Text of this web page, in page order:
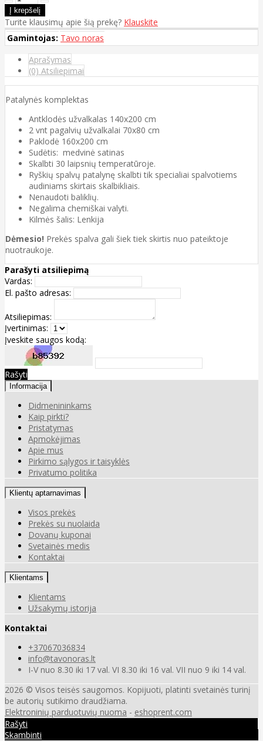
Turite klausimų apie šią prekę? Klauskite
Gamintojas: Tavo noras
Aprašymas
(0) Atsiliepimai
Patalynės komplektas
Antklodės užvalkalas 140x200 cm
2 vnt pagalvių užvalkalai 70x80 cm
Paklodė 160x200 cm
Sudėtis: medvinė satinas
Skalbti 30 laipsnių temperatūroje.
Ryškių spalvų patalynę skalbti tik specialiai spalvotiems
audiniams skirtais skalbikliais.
Nenaudoti baliklių.
Negalima chemiškai valyti.
Kilmės šalis: Lenkija
Dėmesio! Prekės spalva gali šiek tiek skirtis nuo pateiktoje
nuotraukoje.
Parašyti atsiliepimą
Vardas:
El. pašto adresas:
Atsiliepimas:
Įvertinimas:
Įveskite saugos kodą:
Rašyti
Informacija
Didmenininkams
Kaip pirkti?
Pristatymas
Apmokėjimas
Apie mus
Pirkimo sąlygos ir taisyklės
Privatumo politika
Klientų aptarnavimas
Visos prekės
Prekės su nuolaida
Dovanų kuponai
Svetainės medis
Kontaktai
Klientams
Klientams
Užsakymų istorija
Kontaktai
+37067036834
info@tavonoras.lt
I-V nuo 8.30 iki 17 val. VI 8.30 iki 16 val. VII nuo 9 iki 14 val.
2026 © Visos teisės saugomos. Kopijuoti, platinti svetainės turinį
be autorių sutikimo draudžiama.
Elektroninių parduotuvių nuoma - eshoprent.com
Rašyti
Skambinti